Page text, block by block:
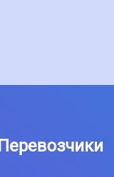
Перевозчики